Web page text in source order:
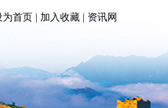
为首页 加入收藏 资讯网